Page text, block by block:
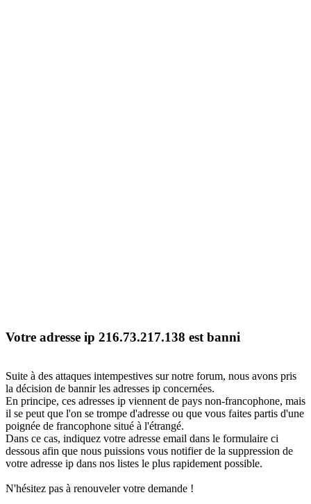
Votre adresse ip 216.73.217.138 est banni
Suite à des attaques intempestives sur notre forum, nous avons pris
la décision de bannir les adresses ip concernées.
En principe, ces adresses ip viennent de pays non-francophone, mais
il se peut que l'on se trompe d'adresse ou que vous faites partis d'une
poignée de francophone situé à l'étrangé.
Dans ce cas, indiquez votre adresse email dans le formulaire ci
dessous afin que nous puissions vous notifier de la suppression de
votre adresse ip dans nos listes le plus rapidement possible.
N'hésitez pas à renouveler votre demande !